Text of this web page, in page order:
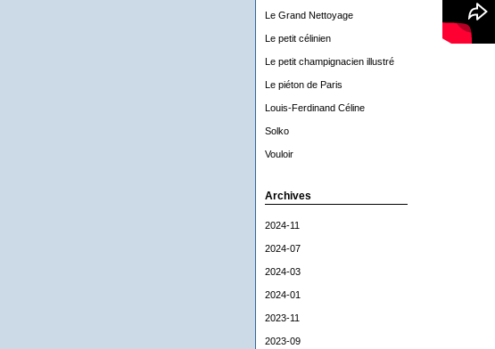
Le Grand Nettoyage
Le petit célinien
Le petit champignacien illustré
Le piéton de Paris
Louis-Ferdinand Céline
Solko
Vouloir
Archives
2024-11
2024-07
2024-03
2024-01
2023-11
2023-09